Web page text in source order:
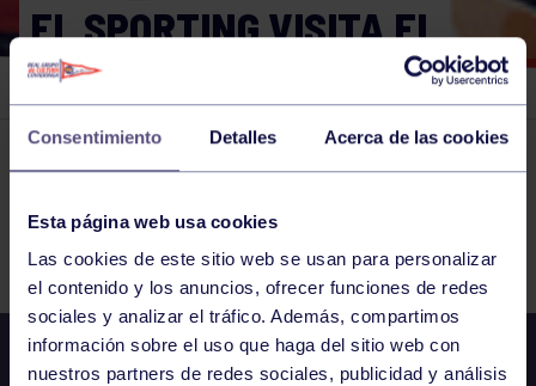
Consentimiento Detalles Acerca de las cookies
Esta página web usa cookies
Las cookies de este sitio web se usan para personalizar
el contenido y los anuncios, ofrecer funciones de redes
sociales y analizar el tráfico. Además, compartimos
información sobre el uso que haga del sitio web con
nuestros partners de redes sociales, publicidad y análisis
EL SPORTING VISITA EL
GRUPO COVADONGA.
El grupo en prensa 23 MAY 2026
Comparte